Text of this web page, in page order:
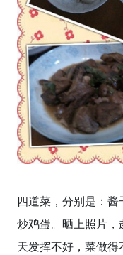
四道菜，分别是：
炒鸡蛋。晒上照片
天发挥不好，菜做得